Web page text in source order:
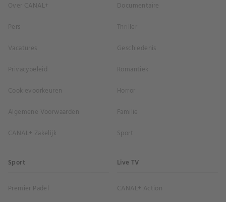
Over CANAL+
Pers
Vacatures
Privacybeleid
Cookievoorkeuren
Algemene Voorwaarden
CANAL+ Zakelijk
Documentaire
Thriller
Geschiedenis
Romantiek
Horror
Familie
Sport
Sport
Premier Padel
Live TV
CANAL+ Action